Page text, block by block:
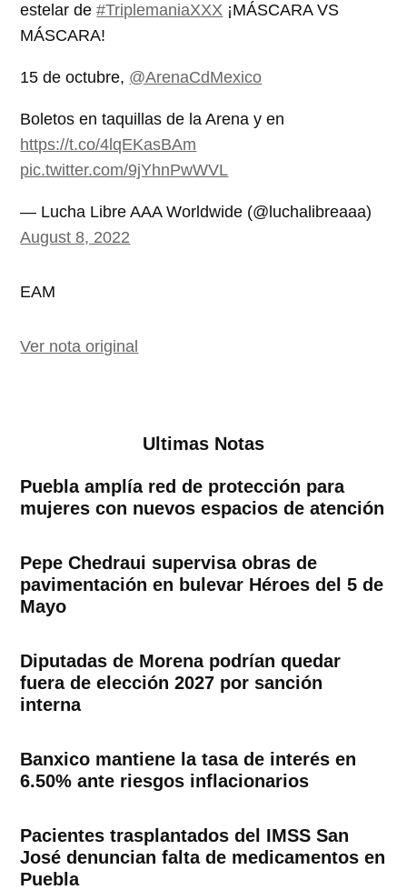
estelar de#TriplemaniaXXX ¡MÁSCARA VS
MÁSCARA!
15 de octubre, @ArenaCdMexico
Boletos en taquillas de la Arena y en
https://t.co/4lqEKasBAm
pic.twitter.com/9jYhnPwWVL
— Lucha Libre AAA Worldwide (@luchalibreaaa)
August 8, 2022
EAM
Ver nota original
Ultimas Notas
Puebla amplía red de protección para
mujeres con nuevos espacios de atención
Pepe Chedraui supervisa obras de
pavimentación en bulevar Héroes del 5 de
Mayo
Diputadas de Morena podrían quedar
fuera de elección 2027 por sanción
interna
Banxico mantiene la tasa de interés en
6.50% ante riesgos inflacionarios
Pacientes trasplantados del IMSS San
José denuncian falta de medicamentos en
Puebla